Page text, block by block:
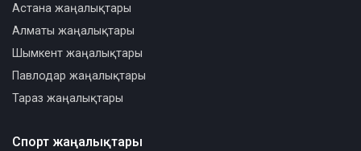
Астана жаңалықтары
Алматы жаңалықтары
Шымкент жаңалықтары
Павлодар жаңалықтары
Тараз жаңалықтары
Спорт жаңалықтары